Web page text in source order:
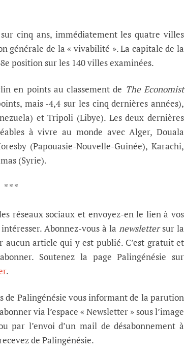
cinq ans, immédiatement les quatre villes
générale de la « vivabilité ». La capitale de la
position sur les 140 villes examinées.
en points au classement de The Economist
mais -4,4 sur les cinq dernières années),
et Tripoli (Libye). Les deux dernières
à vivre au monde avec Alger, Douala
(Papouasie-Nouvelle-Guinée), Karachi,
(Syrie).
* * *
réseaux sociaux et envoyez-en le lien à vos
Abonnez-vous à la newslettersur la
aucun article qui y est publié. C’est gratuit et
Soutenez la page Palingénésie sur
.
de Palingénésie vous informant de la parution
via l’espace « Newsletter » sous l’image
par l’envoi d’un mail de désabonnement à
de Palingénésie.